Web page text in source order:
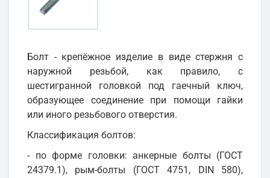
Болт - крепёжное изделие в виде стержня с
наружной резьбой, как правило, с
шестигранной головкой под гаечный ключ,
образующее соединение при помощи гайки
или иного резьбового отверстия.
Классификация болтов:
- по форме головки: анкерные болты (ГОСТ
24379.1), рым-болты (ГОСТ 4751, DIN 580),